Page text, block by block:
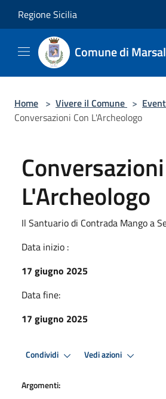
Regione Sicilia
Comune di
Home > Vivere il Comune >
Conversazioni Con L'Archeologo
L'Archeologo
Il Santuario di Contrada Mango a
Data inizio :
17 giugno 2025
Data fine:
17 giugno 2025
Condividi Vedi azioni
Argomenti: